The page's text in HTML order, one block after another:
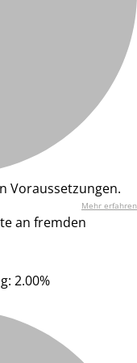
Voraussetzungen.
Mehr erfahren
an fremden
2.00%